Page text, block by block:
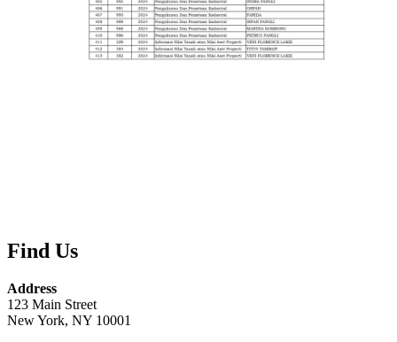
Find Us
Address
123 Main Street
New York, NY 10001